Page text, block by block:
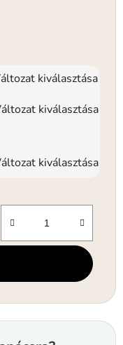
kiválasztása
kiválasztása
kiválasztása